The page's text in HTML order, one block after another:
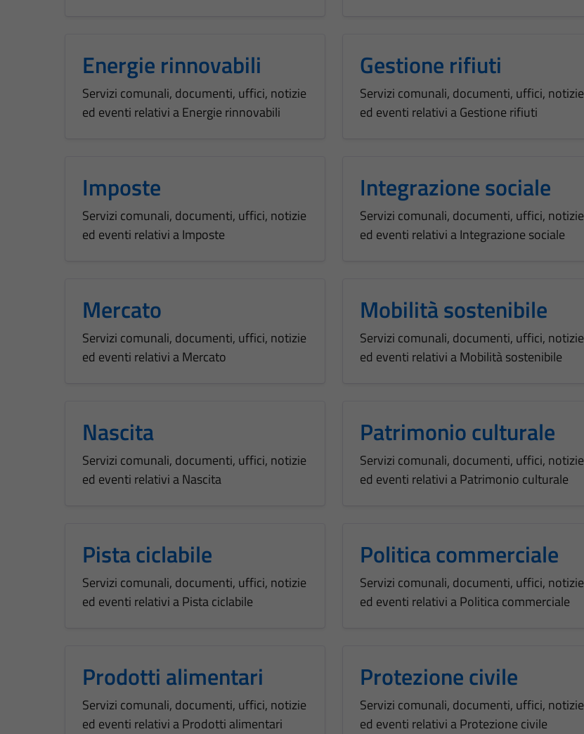
Energie rinnovabili
Servizi comunali, documenti, uffici, notizie
ed eventi relativi a Energie rinnovabili
Gestione rifiuti
Servizi comunali, documenti, uffici, notizie
ed eventi relativi a Gestione rifiuti
Imposte
Servizi comunali, documenti, uffici, notizie
ed eventi relativi a Imposte
Integrazione sociale
Servizi comunali, documenti, uffici, notizie
ed eventi relativi a Integrazione sociale
Mercato
Servizi comunali, documenti, uffici, notizie
ed eventi relativi a Mercato
Mobilità sostenibile
Servizi comunali, documenti, uffici, notizie
ed eventi relativi a Mobilità sostenibile
Nascita
Servizi comunali, documenti, uffici, notizie
ed eventi relativi a Nascita
Patrimonio culturale
Servizi comunali, documenti, uffici, notizie
ed eventi relativi a Patrimonio culturale
Pista ciclabile
Servizi comunali, documenti, uffici, notizie
ed eventi relativi a Pista ciclabile
Politica commerciale
Servizi comunali, documenti, uffici, notizie
ed eventi relativi a Politica commerciale
Prodotti alimentari
Servizi comunali, documenti, uffici, notizie
ed eventi relativi a Prodotti alimentari
Protezione civile
Servizi comunali, documenti, uffici, notizie
ed eventi relativi a Protezione civile